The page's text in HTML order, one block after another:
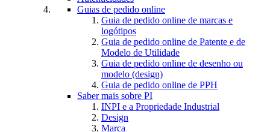
Guias de pedido online
Guia de pedido online de marcas e
logótipos
Guia de pedido online de Patente e de
Modelo de Utilidade
Guia de pedido online de desenho ou
modelo (design)
Guia de pedido online de PPH
Saber mais sobre PI
INPI e a Propriedade Industrial
Design
Marca